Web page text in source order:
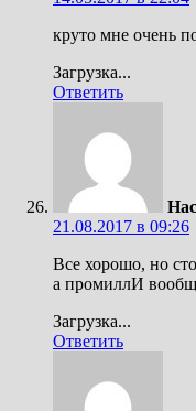
круто мне очень
Загрузка...
Ответить
21.08.2017 в 09:26
Все хорошо, но
а промиллИ
Загрузка...
Ответить